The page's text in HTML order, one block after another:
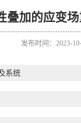
叠加的应变
发布时间：2023-
系统